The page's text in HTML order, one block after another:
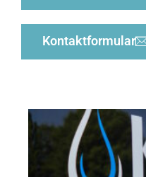
Kontaktformular